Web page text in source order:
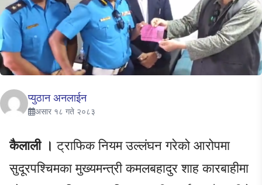
प्युठान अनलाईन
असार १८ गते २०८३
कैलाली । ट्राफिक नियम उल्लंघन गरेको आरोपमा
सुदूरपश्चिमका मुख्यमन्त्री कमलबहादुर शाह कारबाहीमा